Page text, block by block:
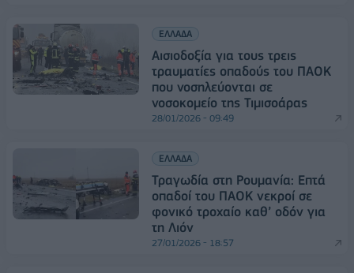
ΕΛΛΑΔΑ
Αισιοδοξία για τους τρεις
τραυματίες οπαδούς του ΠΑΟΚ
που νοσηλεύονται σε
νοσοκομείο της Τιμισοάρας
28/01/2026 - 09:49
ΕΛΛΑΔΑ
Τραγωδία στη Ρουμανία: Επτά
οπαδοί του ΠΑΟΚ νεκροί σε
φονικό τροχαίο καθ’ οδόν για
τη Λιόν
27/01/2026 - 18:57